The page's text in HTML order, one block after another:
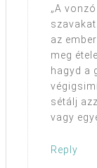
„A
az
meg
hagyd a
sétálj
vagy
Reply